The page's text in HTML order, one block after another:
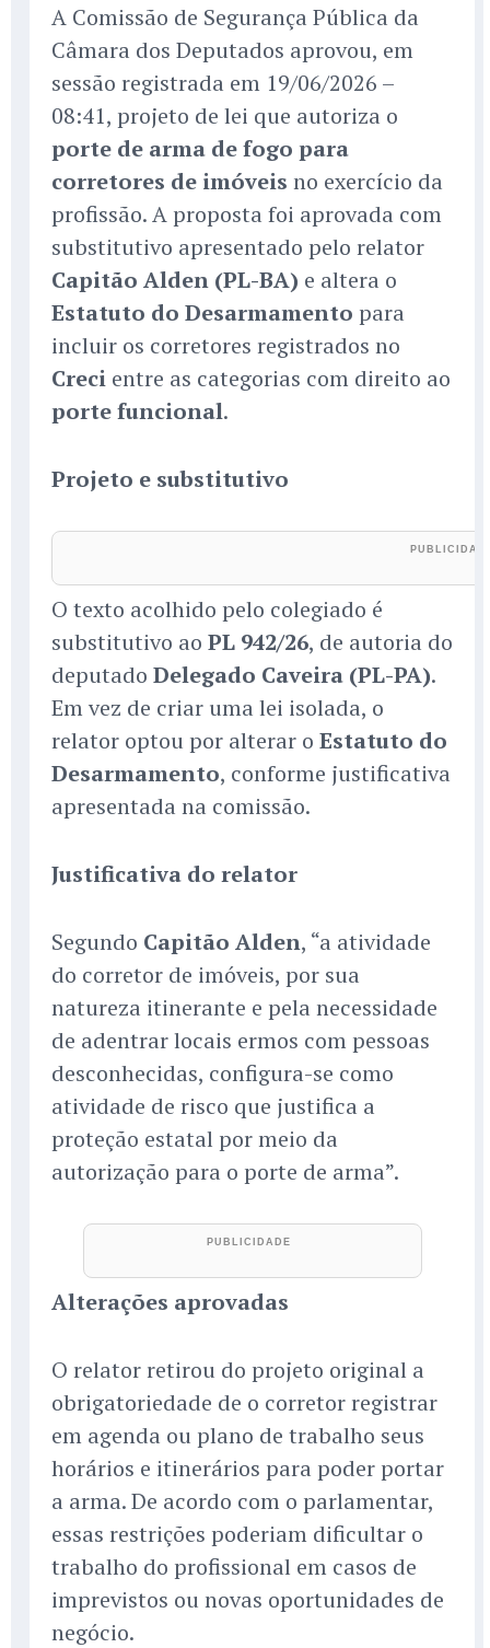
A Comissão de Segurança Pública da
Câmara dos Deputados aprovou, em
sessão registrada em 19/06/2026 –
08:41, projeto de lei que autoriza o
porte de arma de fogo para
corretores de imóveis no exercício da
profissão. A proposta foi aprovada com
substitutivo apresentado pelo relator
Capitão Alden (PL-BA) e altera o
Estatuto do Desarmamento para
incluir os corretores registrados no
Creci entre as categorias com direito ao
porte funcional.
Projeto e substitutivo
O texto acolhido pelo colegiado é
substitutivo ao PL 942/26, de autoria do
deputado Delegado Caveira (PL-PA).
Em vez de criar uma lei isolada, o
relator optou por alterar o Estatuto do
Desarmamento, conforme justificativa
apresentada na comissão.
Justificativa do relator
Segundo Capitão Alden, “a atividade
do corretor de imóveis, por sua
natureza itinerante e pela necessidade
de adentrar locais ermos com pessoas
desconhecidas, configura-se como
atividade de risco que justifica a
proteção estatal por meio da
autorização para o porte de arma”.
Alterações aprovadas
O relator retirou do projeto original a
obrigatoriedade de o corretor registrar
em agenda ou plano de trabalho seus
horários e itinerários para poder portar
a arma. De acordo com o parlamentar,
essas restrições poderiam dificultar o
trabalho do profissional em casos de
imprevistos ou novas oportunidades de
negócio.